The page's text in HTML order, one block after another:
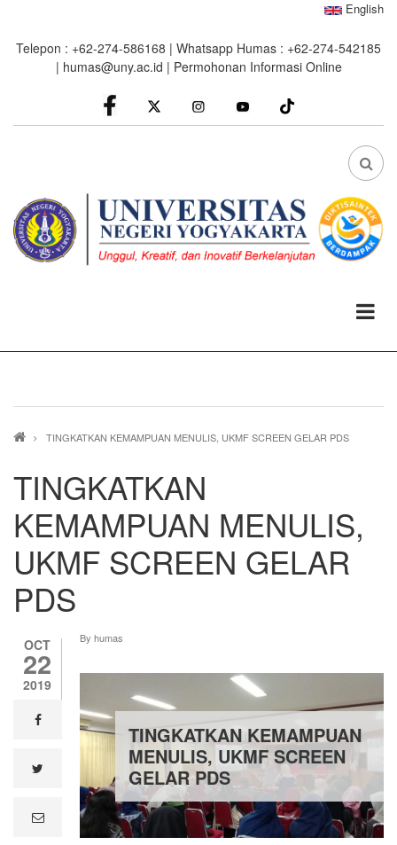
main
English
Telepon : +62-274-586168 | Whatsapp Humas : +62-274-542185
| humas@uny.ac.id | Permohonan Informasi Online
facebook
Instagram youtube
FA
Breadcrumb
TINGKATKAN KEMAMPUAN MENULIS, UKMF SCREEN GELAR PDS
TINGKATKAN
KEMAMPUAN MENULIS,
UKMF SCREEN GELAR
PDS
OCT
22
2019
0%
read
facebook
e
By humas
TINGKATKAN KEMAMPUAN
MENULIS, UKMF SCREEN
GELAR PDS